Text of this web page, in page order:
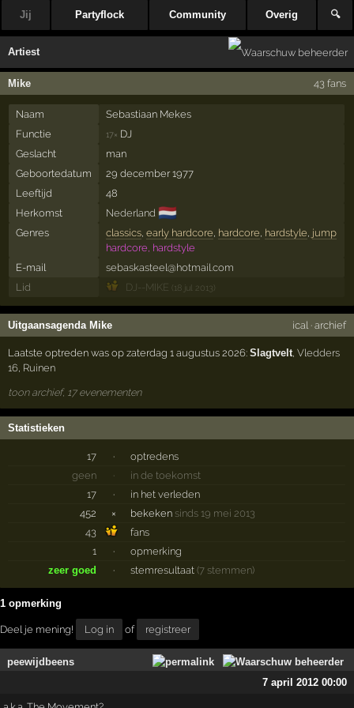
Jij Partyflock Community Overig 🔍
Artiest
Mike 43 fans
Naam
Sebastiaan Mekes
Functie
17× DJ
Geslacht
man
Geboortedatum
29 december 1977
Leeftijd
48
Herkomst
Nederland 🇳🇱
Genres classics, early hardcore hardcore hardstyle jump
hardcore, hardstyle
E-mail
sebaskasteel@hotmail.com
Lid
DJ--MIKE (18 jul 2013)
Uitgaansagenda Mike ical· archief
Laatste optreden was op zaterdag 1 augustus 2026:Slagtvelt ,Vledders
16 Ruinen
toon archief, 17 evenementen
Statistieken
17 ·
optredens
geen
·
in de toekomst
17
·
in het verleden
452
× bekeken sinds 19 mei 2013
43
fans
1
·
opmerking
zeer goed
· stemresultaat (7 stemmen)
1 opmerking
Deel je mening! Log in of registreer
peewijdbeens
7 april 2012 00:00